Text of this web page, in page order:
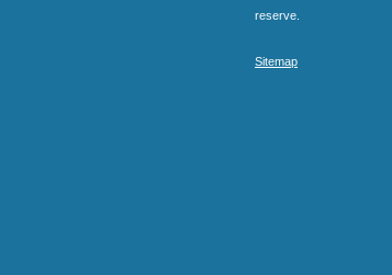
reserve.
Sitemap